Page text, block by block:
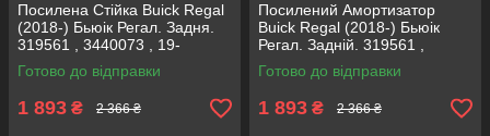
Посилена Стійка Buick Regal
(2018-) Бьюік Регал. Задня.
319561 , 3440073 , 19-
280615. KOREA Аксусс!
Готово до відправки
1 893 ₴ 2 366 ₴
Посилений Амортизатор
Buick Regal (2018-) Бьюік
Регал. Задній. 319561 ,
3440073 , 19-280615. KOREA
Аксусс!
Готово до відправки
1 893 ₴ 2 366 ₴